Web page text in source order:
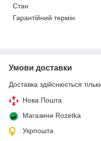
Стан
Гарантійний термін
Умови доставки
Доставка здійснюється
Нова Пошта
Магазини Rozetka
Укрпошта